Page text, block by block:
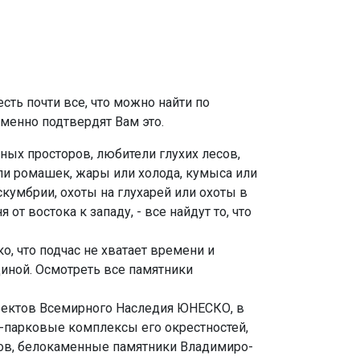
почти все, что можно найти по
подтвердят Вам это.
просторов, любители глухих лесов,
ромашек, жары или холода, кумыса или
охоты на глухарей или охоты в
востока к западу, - все найдут то, что
что подчас не хватает времени и
Осмотреть все памятники
Всемирного Наследия ЮНЕСКО, в
комплексы его окрестностей,
белокаменные памятники Владимиро-